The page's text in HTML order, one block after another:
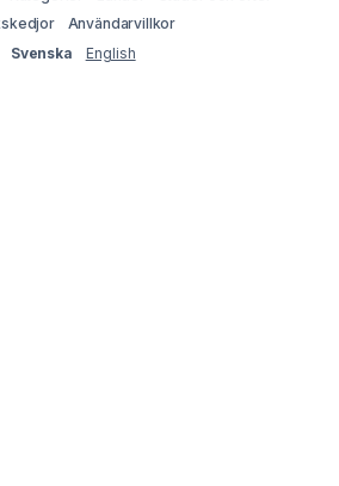
Användarvillkor
Svenska
English